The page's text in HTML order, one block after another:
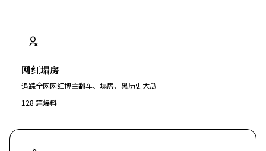
网红塌房
追踪全网网红博主翻车、塌房、黑历史大瓜
128 篇爆料